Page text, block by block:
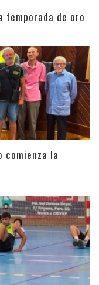
temporada de oro
comienza la